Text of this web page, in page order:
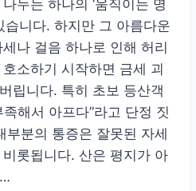
누는 하나의 ‘움직이는 명
습니다. 하지만 그 아름다운
나 걸음 하나로 인해 허리
소하기 시작하면 금세 괴
립니다. 특히 초보 등산객
해서 아프다”라고 단정 짓
부분의 통증은 잘못된 자세
롯됩니다. 산은 평지가 아